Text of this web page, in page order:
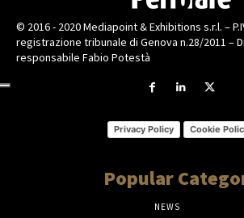
© 2016 - 2020 Mediapoint & Exhibitions s.r.l. –
registrazione tribunale di Genova n.28/2011 –
responsabile Fabio Potestà
Privacy Policy Cookie
Popular
NEWS